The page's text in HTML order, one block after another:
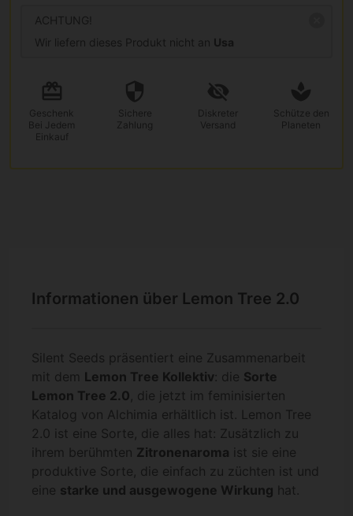
ACHTUNG!
Wir liefern dieses Produkt nicht an Usa
Geschenk
Bei Jedem
Einkauf
Sichere
Zahlung
Diskreter
Versand
Schütze den
Planeten
Informationen über Lemon Tree 2.0
Silent Seeds präsentiert eine Zusammenarbeit
mit dem Lemon Tree Kollektiv: die Sorte
Lemon Tree 2.0 , die jetzt im feminisierten
Katalog von Alchimia erhältlich ist. Lemon Tree
2.0 ist eine Sorte, die alles hat: Zusätzlich zu
ihrem berühmten Zitronenaroma ist sie eine
produktive Sorte, die einfach zu züchten ist und
eine starke und ausgewogene Wirkung hat.